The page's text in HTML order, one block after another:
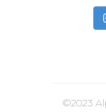
©2023